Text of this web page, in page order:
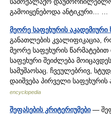
გამოიყენებოდა ანტიკური… …
მეორე საფეხურის აკადემიური
განათლების კვალიფიკაცია,
მეორე საფეხურის
საფეხური შეიძლება
სამუშაოსაც. ჩვეულებრივ,
დაიშვება პირველი
encyclopedia
შეფასების კრიტერიუმები —